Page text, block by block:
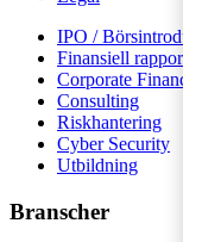
IPO / Börsintroduktion
Finansiell rapportering
Corporate Finance
Consulting
Riskhantering
Cyber Security
Utbildning
Branscher